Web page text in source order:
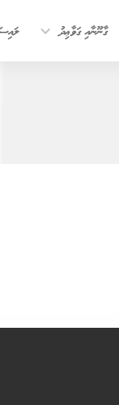
ގާނޫނާއި ގަވާޢިދު